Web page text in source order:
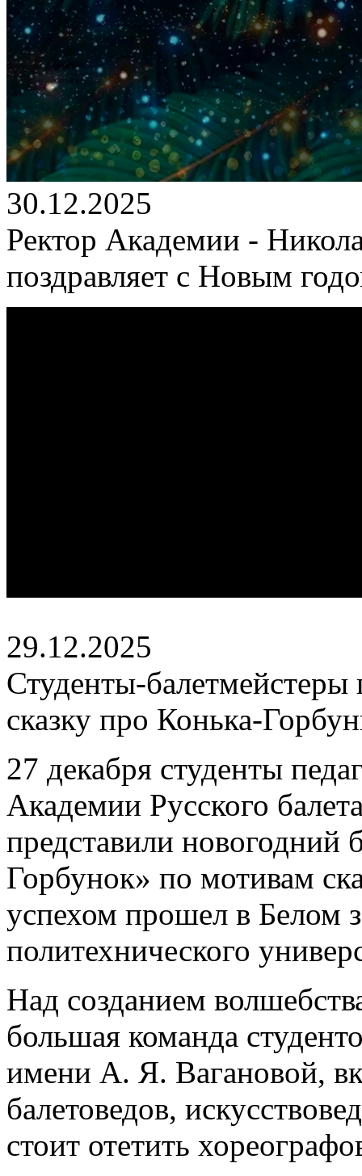
30.12.2025
Ректор Академии -
поздравляет с Новым
29.12.2025
Студенты-
сказку про Конька-
27 декабря студенты
Академии Русского
представили новогодний
Горбунок» по мотивам
успехом прошел в Белом
политехнического
Над созданием
большая команда
имени А. Я. Вагановой,
балетоведов,
стоит отетить